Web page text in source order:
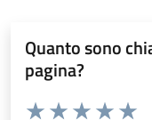
Quanto sono
pagina?
Valuta da 1 a 5 stelle la